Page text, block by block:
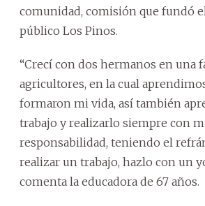
comunidad, comisión que fundó
público Los Pinos.
“Crecí con dos hermanos en una
agricultores, en la cual
formaron mi vida, así también
trabajo y realizarlo siempre con
responsabilidad, teniendo el
realizar un trabajo, hazlo con un
comenta la educadora de 67 años.